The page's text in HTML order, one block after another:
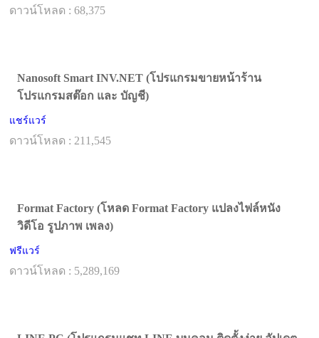
ดาวน์โหลด : 68,375
Nanosoft Smart INV.NET (โปรแกรมขายหน้าร้าน
โปรแกรมสต๊อก และ บัญชี)
แชร์แวร์
ดาวน์โหลด : 211,545
Format Factory (โหลด Format Factory แปลงไฟล์หนัง
วิดีโอ รูปภาพ เพลง)
ฟรีแวร์
ดาวน์โหลด : 5,289,169